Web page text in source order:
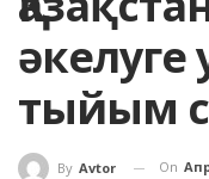
тыйым
By Avtor On